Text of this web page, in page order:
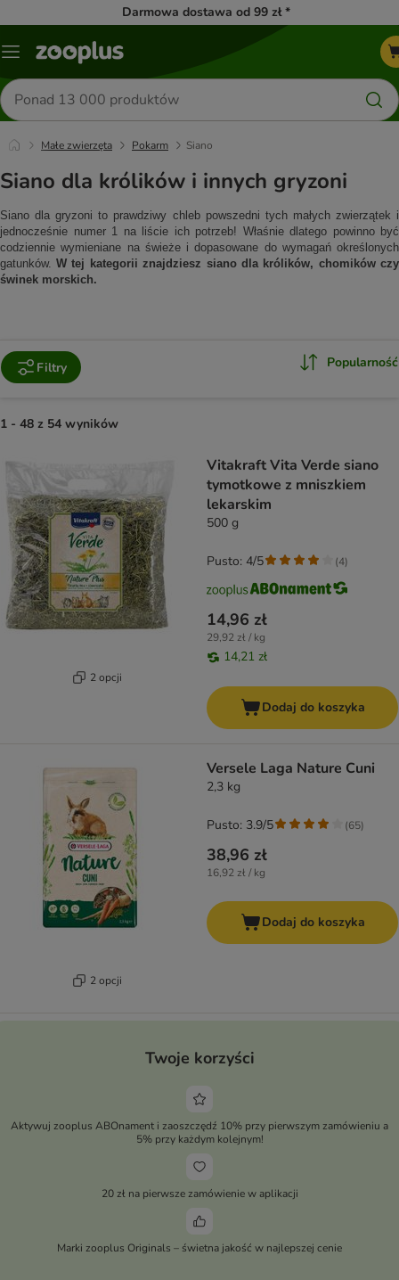
Darmowa dostawa od 99 zł *
Menu
Szukaj
produktów
Małe zwierzęta Pokarm Siano
Siano dla królików i innych gryzoni
Siano dla gryzoni to prawdziwy chleb powszedni tych małych zwierzątek i
jednocześnie numer 1 na liście ich potrzeb! Właśnie dlatego powinno być
codziennie wymieniane na świeże i dopasowane do wymagań określonych
gatunków. W tej kategorii znajdziesz siano dla królików, chomików czy
świnek morskich.
Filtry Popularność
1 - 48 z 54 wyników
2 opcji
Vitakraft Vita Verde siano
tymotkowe z mniszkiem
lekarskim
500 g
14,96 zł
29,92 zł / kg
14,21 zł
Pusto: 4/5 (4)
Dodaj do koszyka
2 opcji
Versele Laga Nature Cuni
2,3 kg
38,96 zł
16,92 zł / kg
Pusto: 3.9/5 (65)
Dodaj do koszyka
Twoje korzyści
Aktywuj zooplus ABOnament i zaoszczędź 10% przy pierwszym zamówieniu a
5% przy każdym kolejnym!
20 zł na pierwsze zamówienie w aplikacji
Marki zooplus Originals – świetna jakość w najlepszej cenie